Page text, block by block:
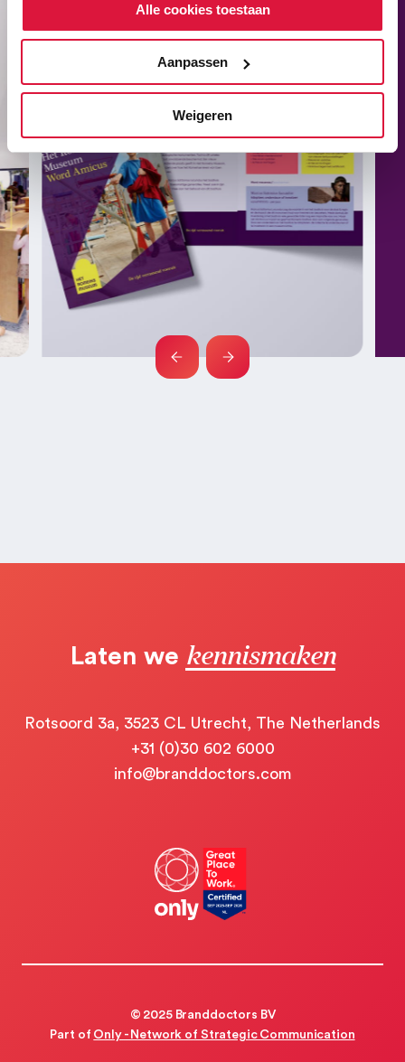
Alle cookies toestaan
Aanpassen
Weigeren
Laten we kennismaken
Rotsoord 3a, 3523 CL Utrecht, The Netherlands
+31 (0)30 602 6000
info@branddoctors.com
© 2025 Branddoctors BV
Part of Only - Network of Strategic Communication